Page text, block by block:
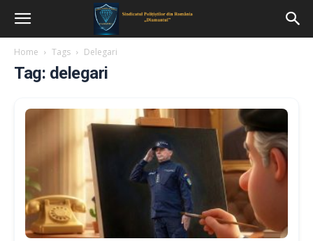
Home Tags Delegari
Tag: delegari